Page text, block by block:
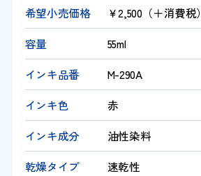
希望小売価格
￥2,500（＋消費税）
容量
55ml
インキ品番
M-290A
インキ色
赤
インキ成分
油性染料
乾燥タイプ
速乾性